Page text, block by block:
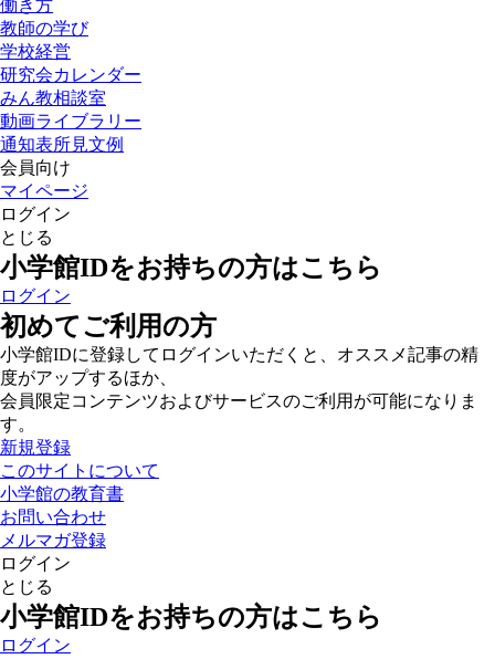
働き方
教師の学び
学校経営
研究会カレンダー
みん教相談室
動画ライブラリー
通知表所見文例
会員向け
マイページ
ログイン
とじる
小学館IDをお持ちの方はこちら
ログイン
初めてご利用の方
小学館IDに登録してログインいただくと、オススメ記事の精
度がアップするほか、
会員限定コンテンツおよびサービスのご利用が可能になりま
す。
新規登録
このサイトについて
小学館の教育書
お問い合わせ
メルマガ登録
ログイン
とじる
小学館IDをお持ちの方はこちら
ログイン